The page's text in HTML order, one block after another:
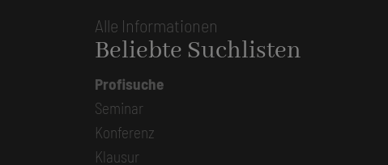
Alle Informationen
Beliebte Suchlisten
Profisuche
Seminar
Konferenz
Klausur